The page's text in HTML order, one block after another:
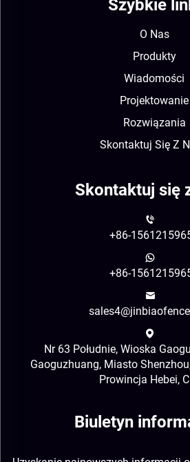
Szybkie
O Nas
Produkty
Wiadomości
Projektowanie
Rozwiązania
Skontaktuj Się Z
Skontaktuj się
+86-
+86-
Nr 63 Południe, Wioska
Gaoguzhuang, Miasto
Prowincja Hebei,
Biuletyn